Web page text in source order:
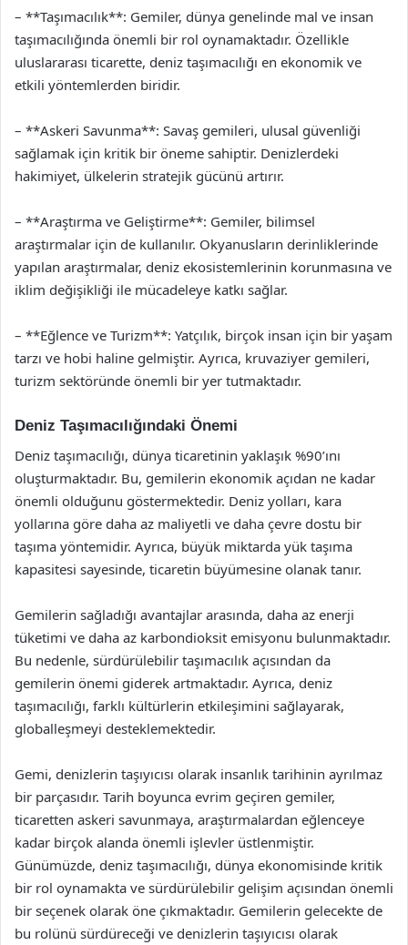
– **Taşımacılık**: Gemiler, dünya genelinde mal ve insan
taşımacılığında önemli bir rol oynamaktadır. Özellikle
uluslararası ticarette, deniz taşımacılığı en ekonomik ve
etkili yöntemlerden biridir.
– **Askeri Savunma**: Savaş gemileri, ulusal güvenliği
sağlamak için kritik bir öneme sahiptir. Denizlerdeki
hakimiyet, ülkelerin stratejik gücünü artırır.
– **Araştırma ve Geliştirme**: Gemiler, bilimsel
araştırmalar için de kullanılır. Okyanusların derinliklerinde
yapılan araştırmalar, deniz ekosistemlerinin korunmasına ve
iklim değişikliği ile mücadeleye katkı sağlar.
– **Eğlence ve Turizm**: Yatçılık, birçok insan için bir yaşam
tarzı ve hobi haline gelmiştir. Ayrıca, kruvaziyer gemileri,
turizm sektöründe önemli bir yer tutmaktadır.
Deniz Taşımacılığındaki Önemi
Deniz taşımacılığı, dünya ticaretinin yaklaşık %90’ını
oluşturmaktadır. Bu, gemilerin ekonomik açıdan ne kadar
önemli olduğunu göstermektedir. Deniz yolları, kara
yollarına göre daha az maliyetli ve daha çevre dostu bir
taşıma yöntemidir. Ayrıca, büyük miktarda yük taşıma
kapasitesi sayesinde, ticaretin büyümesine olanak tanır.
Gemilerin sağladığı avantajlar arasında, daha az enerji
tüketimi ve daha az karbondioksit emisyonu bulunmaktadır.
Bu nedenle, sürdürülebilir taşımacılık açısından da
gemilerin önemi giderek artmaktadır. Ayrıca, deniz
taşımacılığı, farklı kültürlerin etkileşimini sağlayarak,
globalleşmeyi desteklemektedir.
Gemi, denizlerin taşıyıcısı olarak insanlık tarihinin ayrılmaz
bir parçasıdır. Tarih boyunca evrim geçiren gemiler,
ticaretten askeri savunmaya, araştırmalardan eğlenceye
kadar birçok alanda önemli işlevler üstlenmiştir.
Günümüzde, deniz taşımacılığı, dünya ekonomisinde kritik
bir rol oynamakta ve sürdürülebilir gelişim açısından önemli
bir seçenek olarak öne çıkmaktadır. Gemilerin gelecekte de
bu rolünü sürdüreceği ve denizlerin taşıyıcısı olarak